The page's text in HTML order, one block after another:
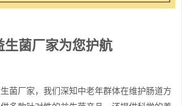
生菌厂家为您护航
菌厂家，我们深知中老年群体在维护肠道方